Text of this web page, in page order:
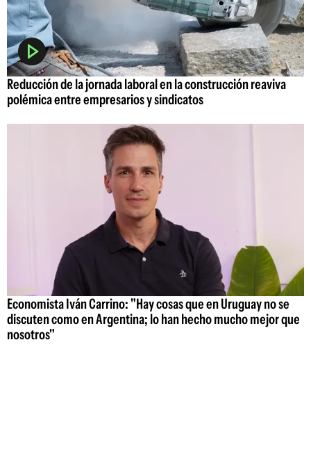
Reducción de la jornada laboral en la construcción reaviva
polémica entre empresarios y sindicatos
Economista Iván Carrino: "Hay cosas que en Uruguay no se
discuten como en Argentina; lo han hecho mucho mejor que
nosotros"